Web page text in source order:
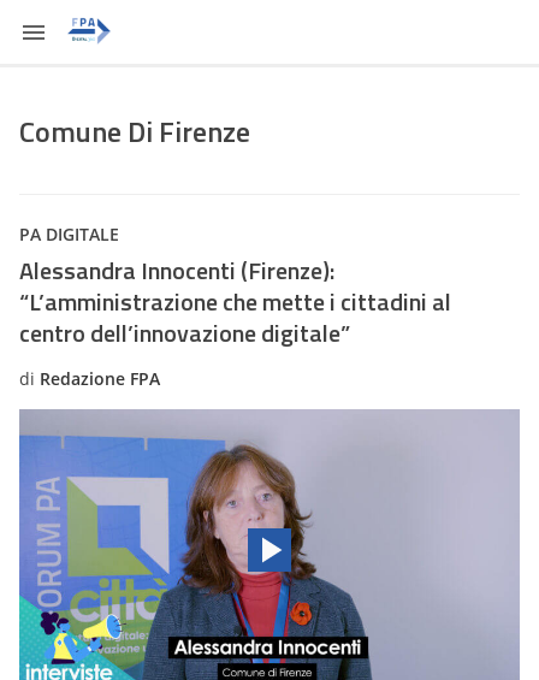
Comune Di Firenze
PA DIGITALE
Alessandra Innocenti (Firenze):
“L’amministrazione che mette i cittadini al
centro dell’innovazione digitale”
di Redazione FPA